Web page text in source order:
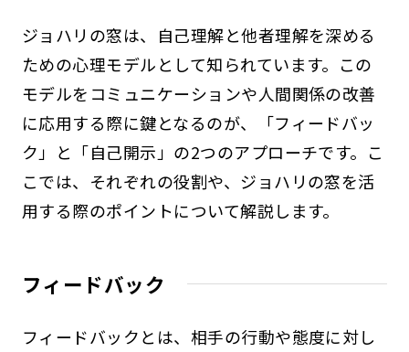
ジョハリの窓は、自己理解と他者理解を深める
ための心理モデルとして知られています。この
モデルをコミュニケーションや人間関係の改善
に応用する際に鍵となるのが、「フィードバッ
ク」と「自己開示」の2つのアプローチです。こ
こでは、それぞれの役割や、ジョハリの窓を活
用する際のポイントについて解説します。
フィードバック
フィードバックとは、相手の行動や態度に対し